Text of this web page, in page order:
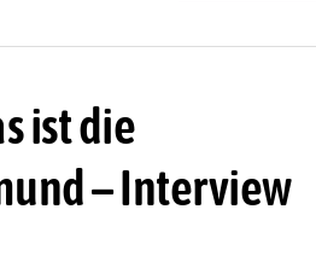
ist die
– Interview